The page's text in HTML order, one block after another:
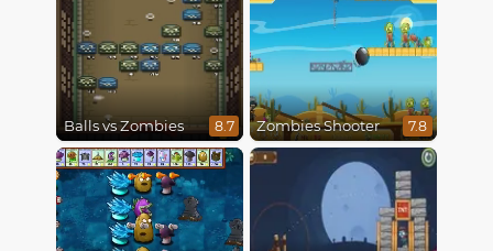
Balls vs Zombies 8.7 Zombies Shooter 7.8